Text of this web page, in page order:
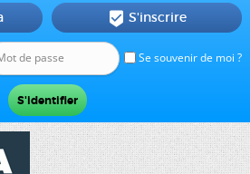
Se souvenir de moi ?
 S'inscrire